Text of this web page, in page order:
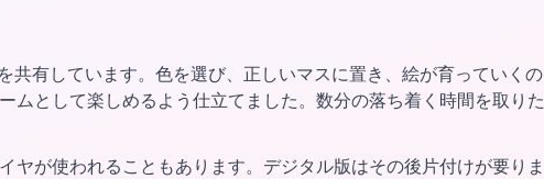
共有しています。色を選び、正しいマスに置き、絵が育っていくの
として楽しめるよう仕立てました。数分の落ち着く時間を取りた
ヤが使われることもあります。デジタル版はその後片付けが要りま